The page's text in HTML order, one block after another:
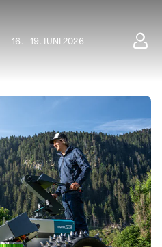
16. - 19. JUNI 2026